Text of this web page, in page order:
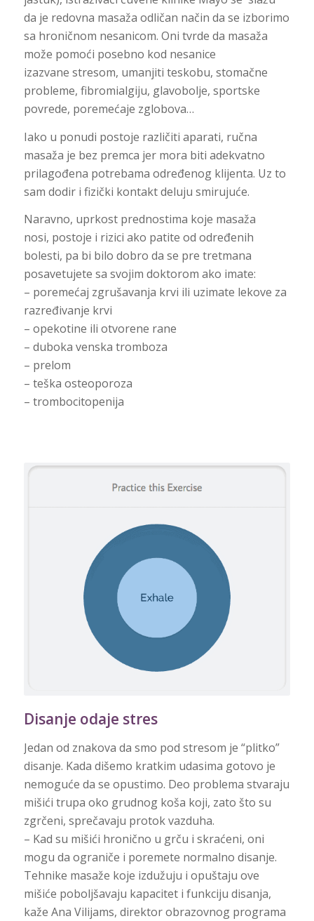
da je redovna masaža odličan način da se izborimo
sa hroničnom nesanicom. Oni tvrde da masaža
može pomoći posebno kod nesanice
izazvane stresom, umanjiti teskobu, stomačne
probleme, fibromialgiju, glavobolje, sportske
povrede, poremećaje zglobova…
Iako u ponudi postoje različiti aparati, ručna
masaža je bez premca jer mora biti adekvatno
prilagođena potrebama određenog klijenta. Uz to
sam dodir i fizički kontakt deluju smirujuće.
Naravno, uprkost prednostima koje masaža
nosi, postoje i rizici ako patite od određenih
bolesti, pa bi bilo dobro da se pre tretmana
posavetujete sa svojim doktorom ako imate:
– poremećaj zgrušavanja krvi ili uzimate lekove za
razređivanje krvi
– opekotine ili otvorene rane
– duboka venska tromboza
– prelom
– teška osteoporoza
– trombocitopenija
Disanje odaje stres
Jedan od znakova da smo pod stresom je “plitko”
disanje. Kada dišemo kratkim udasima gotovo je
nemoguće da se opustimo. Deo problema stvaraju
mišići trupa oko grudnog koša koji, zato što su
zgrčeni, sprečavaju protok vazduha.
– Kad su mišići hronično u grču i skraćeni, oni
mogu da ograniče i poremete normalno disanje.
Tehnike masaže koje izdužuju i opuštaju ove
mišiće poboljšavaju kapacitet i funkciju disanja,
kaže Ana Vilijams, direktor obrazovnog programa